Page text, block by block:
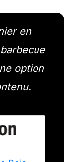
en
option